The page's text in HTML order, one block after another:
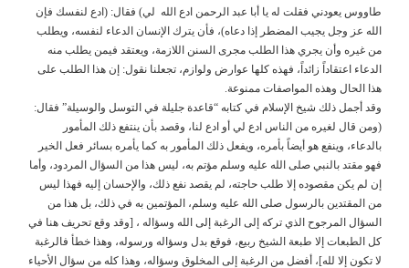
طاووس يعودني فقلت له يا أبا عبد الرحمن ادع الله لي) فقال: (ادع لنفسك فإن
الله عز وجل يجيب المضطر إذا دعاه)، فأن يترك الإنسان الدعاء لنفسه، ويطلب
من غيره وأن يجري هذا الطلب مجرى السنن اللازمة، ويعتقد فيمن يطلب منه
الدعاء اعتقاداً زائداً، فهذه كلها عوارض ولوازم، تجعلنا نقول: إن هذا الطلب على
هذا الحال وهذه المواصفات ممنوعة.
وقد أجمل ذلك شيخ الإسلام في كتابه “قاعدة جليلة في التوسل والوسيلة” فقال:
(ومن قال لغيره من الناس ادع لي أو ادع لنا، وقصد بأن ينتفع ذلك المأمور
بالدعاء، وينفع هو أيضاً بأمره، ويفعل ذلك المأمور به كما يأمره بسائر فعل الخير
فهو مقتد بالنبي صلى الله عليه وسلم مؤتم به، ليس هذا من السؤال المردود، وأما
إن لم يكن مقصوده إلا طلب حاجته، لم يقصد نفع ذلك، والإحسان إليه فهذا ليس
من المقتدين بالرسول صلى الله عليه وسلم، المؤتمين به في ذلك، بل هذا من
السؤال المرجوح الذي تركه إلى الرغبة إلى الله وسؤاله ، [وقد وقع تحريف هنا في
كل الطبعات إلا طبعة الشيخ ربيع، فوقع بدل وسؤاله ورسوله، وهذا خطأ فالرغبة
لا تكون إلا لله]، أفضل من الرغبة إلى المخلوق وسؤاله، وهذا كله من سؤال الأحياء